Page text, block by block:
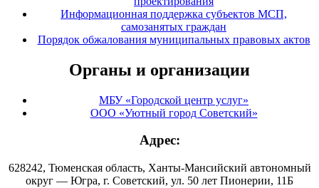
Информационная поддержка субъектов МСП,
самозанятых граждан
Порядок обжалования муниципальных правовых актов
Органы и организации
МБУ «Городской центр услуг»
ООО «Уютный город Советский»
Адрес:
628242, Тюменская область, Ханты-Мансийский автономный
округ — Югра, г. Советский, ул. 50 лет Пионерии, 11Б